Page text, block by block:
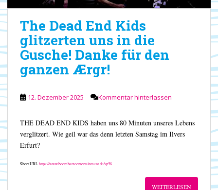
The Dead End Kids
glitzerten uns in die
Gusche! Danke für den
ganzen Ærgr!
12. Dezember 2025 Kommentar hinterlassen
THE DEAD END KIDS haben uns 80 Minuten unseres Lebens
verglitzert. Wie geil war das denn letzten Samstag im Ilvers
Erfurt?
Short URLhttps://www.boombatzeentertainment.de/sp58
WEITERLESEN